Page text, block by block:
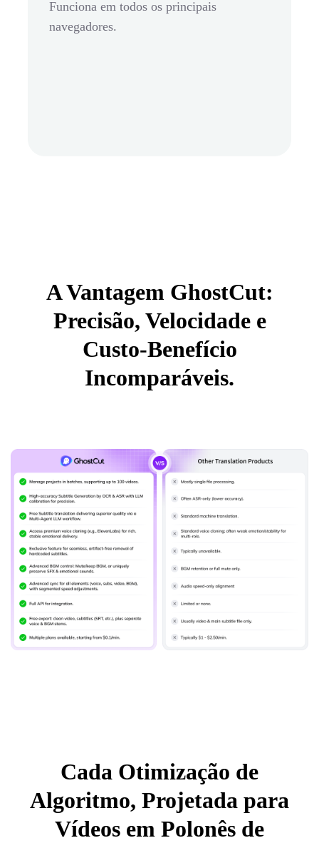
Funciona em todos os principais
navegadores.
A Vantagem GhostCut:
Precisão, Velocidade e
Custo-Benefício
Incomparáveis.
Cada Otimização de
Algoritmo, Projetada para
Vídeos em Polonês de